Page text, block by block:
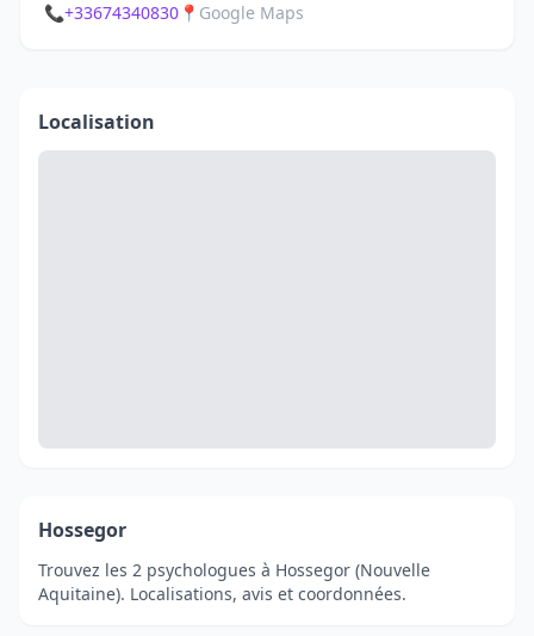
📞+33674340830 📍 Google Maps
Localisation
Hossegor
Trouvez les 2 psychologues à Hossegor (Nouvelle
Aquitaine). Localisations, avis et coordonnées.